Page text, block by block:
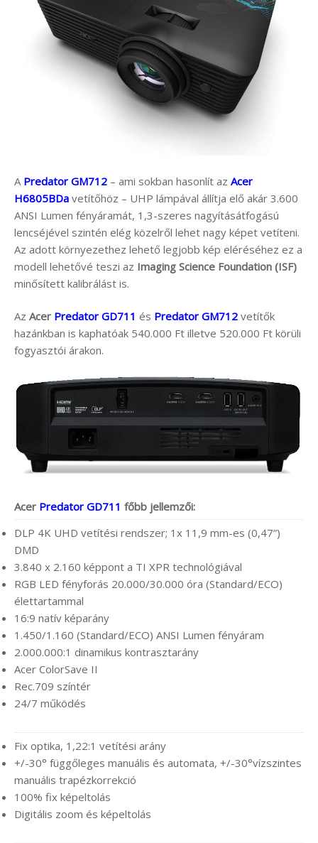
A Predator GM712 – ami sokban hasonlít az Acer
H6805BDa vetítőhöz – UHP lámpával állítja elő akár 3.600
ANSI Lumen fényáramát, 1,3-szeres nagyításátfogású
lencséjével szintén elég közelről lehet nagy képet vetíteni.
Az adott környezethez lehető legjobb kép eléréséhez ez a
modell lehetővé teszi az Imaging Science Foundation (ISF)
minősített kalibrálást is.
Az Acer Predator GD711 és Predator GM712 vetítők
hazánkban is kaphatóak 540.000 Ft illetve 520.000 Ft körüli
fogyasztói árakon.
Acer Predator GD711 főbb jellemzői:
DLP 4K UHD vetítési rendszer; 1x 11,9 mm-es (0,47”)
DMD
3.840 x 2.160 képpont a TI XPR technológiával
RGB LED fényforás 20.000/30.000 óra (Standard/ECO)
élettartammal
16:9 natív képarány
1.450/1.160 (Standard/ECO) ANSI Lumen fényáram
2.000.000:1 dinamikus kontrasztarány
Acer ColorSave II
Rec.709 színtér
24/7 működés
Fix optika, 1,22:1 vetítési arány
+/-30° függőleges manuális és automata, +/-30°vízszintes
manuális trapézkorrekció
100% fix képeltolás
Digitális zoom és képeltolás